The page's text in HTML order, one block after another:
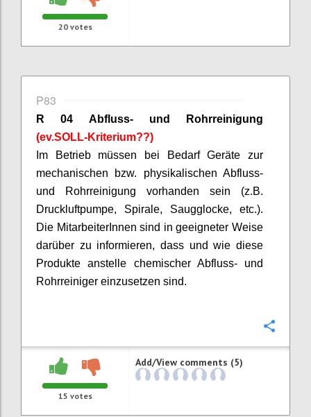
20votes
P83
R 04 Abfluss- und Rohrreinigung
(ev.SOLL-Kriterium??)
Im Betrieb müssen bei Bedarf Geräte zur
mechanischen bzw. physikalischen Abfluss-
und Rohrreinigung vorhanden sein (z.B.
Druckluftpumpe, Spirale, Saugglocke, etc.).
Die MitarbeiterInnen sind in geeigneter Weise
darüber zu informieren, dass und wie diese
Produkte anstelle chemischer Abfluss- und
Rohrreiniger einzusetzen sind.
15 votes
Add/View comments (5)